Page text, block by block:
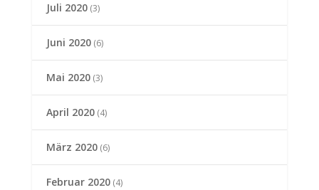
Juli 2020(3)
Juni 2020(6)
Mai 2020(3)
April 2020(4)
März 2020(6)
Februar 2020(4)